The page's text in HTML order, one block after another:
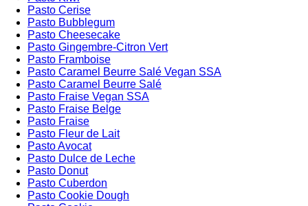
Pasto Cerise
Pasto Bubblegum
Pasto Cheesecake
Pasto Gingembre-Citron Vert
Pasto Framboise
Pasto Caramel Beurre Salé Vegan SSA
Pasto Caramel Beurre Salé
Pasto Fraise Vegan SSA
Pasto Fraise Belge
Pasto Fraise
Pasto Fleur de Lait
Pasto Avocat
Pasto Dulce de Leche
Pasto Donut
Pasto Cuberdon
Pasto Cookie Dough